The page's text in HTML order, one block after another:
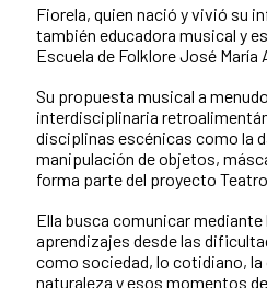
Fiorela, quien nació y vivió su
también educadora musical y
Escuela de Folklore José María
Su propuesta musical a
interdisciplinaria
disciplinas escénicas como la
manipulación de objetos,
forma parte del proyecto Teatro
Ella busca comunicar
aprendizajes desde las
como sociedad, lo cotidiano, la
naturaleza y esos momentos